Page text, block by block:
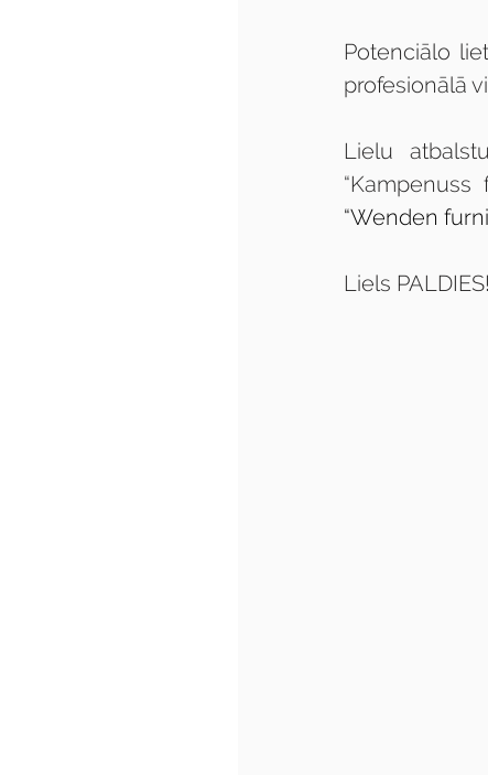
Potenciālo
profesionālā
Lielu
“Kampenuss
“Wenden
Liels PALDIES!